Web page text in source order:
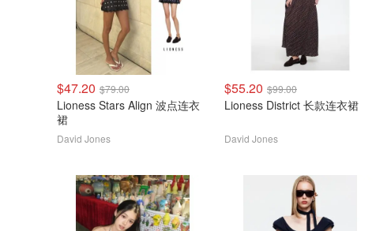
$47.20 $79.00
Lioness Stars Align 波点连衣
裙
David Jones
$55.20 $99.00
Lioness District 长款连衣裙
David Jones